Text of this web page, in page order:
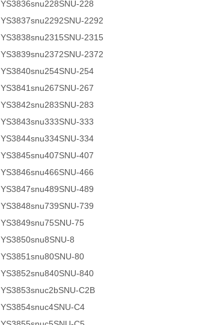
YS3836snu228SNU-228
YS3837snu2292SNU-2292
YS3838snu2315SNU-2315
YS3839snu2372SNU-2372
YS3840snu254SNU-254
YS3841snu267SNU-267
YS3842snu283SNU-283
YS3843snu333SNU-333
YS3844snu334SNU-334
YS3845snu407SNU-407
YS3846snu466SNU-466
YS3847snu489SNU-489
YS3848snu739SNU-739
YS3849snu75SNU-75
YS3850snu8SNU-8
YS3851snu80SNU-80
YS3852snu840SNU-840
YS3853snuc2bSNU-C2B
YS3854snuc4SNU-C4